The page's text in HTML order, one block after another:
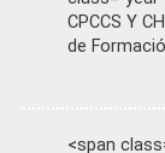
CPCCS Y
de
<span